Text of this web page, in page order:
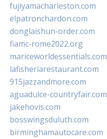
fujiyamacharleston.com
elpatronchardon.com
donglaishun-order.com
fiamc-rome2022.org
mariceworldessentials.com
lafisheriarestaurant.com
915jazzandmore.com
aguadulce-countryfair.com
jakehovis.com
bosswingsduluth.com
birminghamautocare.com